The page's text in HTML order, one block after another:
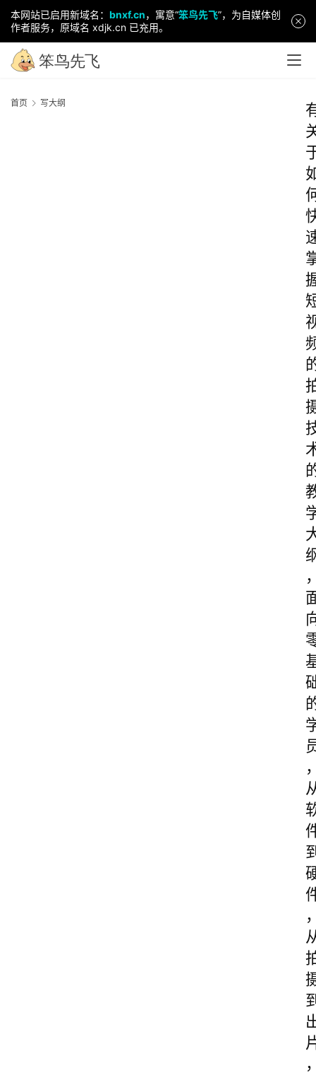
本网站已启用新域名： bnxf.cn，寓意“笨鸟先飞”，为自媒体创
作者服务，原域名 xdjk.cn 已充用。
首页 写大纲